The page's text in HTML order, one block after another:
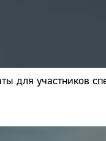
для участников